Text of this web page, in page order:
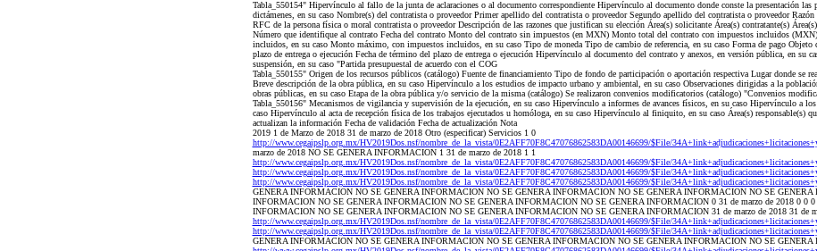
Tabla_550154" Hipervínculo al fallo de la junta de aclaraciones o al documento correspondiente Hipervínculo al documento donde conste la presentación las
dictámenes, en su caso Nombre(s) del contratista o proveedor Primer apellido del contratista o proveedor Segundo apellido del contratista o proveedor
RFC de la persona física o moral contratista o proveedor Descripción de las razones que justifican su elección Área(s) solicitante Área(s) contratante(s)
Número que identifique al contrato Fecha del contrato Monto del contrato sin impuestos (en MXN) Monto total del contrato con impuestos incluidos
incluidos, en su caso Monto máximo, con impuestos incluidos, en su caso Tipo de moneda Tipo de cambio de referencia, en su caso Forma de pago Objeto
plazo de entrega o ejecución Fecha de término del plazo de entrega o ejecución Hipervínculo al documento del contrato y anexos, en versión pública, en su
suspensión, en su caso "Partida presupuestal de acuerdo con el COG
Tabla_550155" Origen de los recursos públicos (catálogo) Fuente de financiamiento Tipo de fondo de participación o aportación respectiva Lugar donde se
Breve descripción de la obra pública, en su caso Hipervínculo a los estudios de impacto urbano y ambiental, en su caso Observaciones dirigidas a la
obras públicas, en su caso Etapa de la obra pública y/o servicio de la misma (catálogo) Se realizaron convenios modificatorios (catálogo) "Convenios
Tabla_550156" Mecanismos de vigilancia y supervisión de la ejecución, en su caso Hipervínculo a informes de avances físicos, en su caso Hipervínculo a
caso Hipervínculo al acta de recepción física de los trabajos ejecutados u homóloga, en su caso Hipervínculo al finiquito, en su caso Área(s) responsable(s)
actualizan la información Fecha de validación Fecha de actualización Nota
2019 1 de Marzo de 2018 31 de marzo de 2018 Otro (especificar) Servicios 1 0
http://www.cegaipslp.org.mx/HV2019Dos.nsf/nombre_de_la_vista/0E2AFF70F8C47076862583DA00146699/$File/
marzo de 2018 NO SE GENERA INFORMACION 1 31 de marzo de 2018 1 1
http://www.cegaipslp.org.mx/HV2019Dos.nsf/nombre_de_la_vista/0E2AFF70F8C47076862583DA00146699/$File/
http://www.cegaipslp.org.mx/HV2019Dos.nsf/nombre_de_la_vista/0E2AFF70F8C47076862583DA00146699/$File/
http://www.cegaipslp.org.mx/HV2019Dos.nsf/nombre_de_la_vista/0E2AFF70F8C47076862583DA00146699/$File/
GENERA INFORMACION NO SE GENERA INFORMACION NO SE GENERA INFORMACION NO SE GENERA INFORMACION NO SE GENERA
INFORMACION NO SE GENERA INFORMACION NO SE GENERA INFORMACION NO SE GENERA INFORMACION 0 31 de marzo de 2018 0 0 0
INFORMACION NO SE GENERA INFORMACION NO SE GENERA INFORMACION NO SE GENERA INFORMACION 31 de marzo de 2018 31 de
http://www.cegaipslp.org.mx/HV2019Dos.nsf/nombre_de_la_vista/0E2AFF70F8C47076862583DA00146699/$File/
http://www.cegaipslp.org.mx/HV2019Dos.nsf/nombre_de_la_vista/0E2AFF70F8C47076862583DA00146699/$File/
GENERA INFORMACION NO SE GENERA INFORMACION NO SE GENERA INFORMACION NO SE GENERA INFORMACION NO SE GENERA